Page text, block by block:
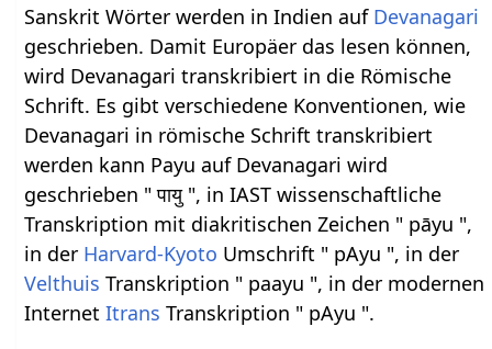
Sanskrit Wörter werden in Indien auf Devanagari
geschrieben. Damit Europäer das lesen können,
wird Devanagari transkribiert in die Römische
Schrift. Es gibt verschiedene Konventionen, wie
Devanagari in römische Schrift transkribiert
werden kann Payu auf Devanagari wird
geschrieben " पायु ", in IAST wissenschaftliche
Transkription mit diakritischen Zeichen " pāyu ",
in der Harvard-Kyoto Umschrift " pAyu ", in der
Velthuis Transkription " paayu ", in der modernen
InternetItrans Transkription " pAyu ".